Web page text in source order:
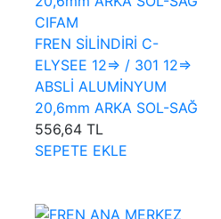
CIFAM
FREN SİLİNDİRİ C-
ELYSEE 12=> / 301 12=>
ABSLİ ALUMİNYUM
20,6mm ARKA SOL-SAĞ
556,64 TL
SEPETE EKLE